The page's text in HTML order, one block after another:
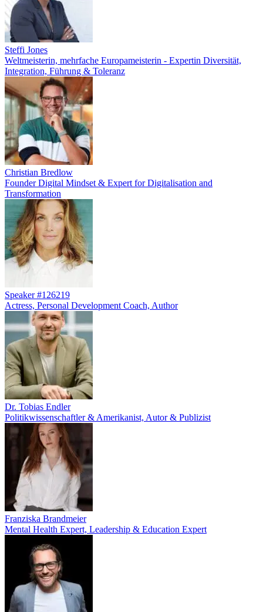
Steffi Jones
Weltmeisterin, mehrfache Europameisterin - Expertin Diversität,
Integration, Führung & Toleranz
Christian Bredlow
Founder Digital Mindset & Expert for Digitalisation and
Transformation
Speaker #126219
Actress, Personal Development Coach, Author
Dr. Tobias Endler
Politikwissenschaftler & Amerikanist, Autor & Publizist
Franziska Brandmeier
Mental Health Expert, Leadership & Education Expert